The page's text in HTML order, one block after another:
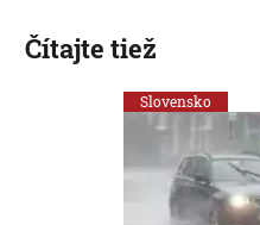
Čítajte tiež
Slovensko